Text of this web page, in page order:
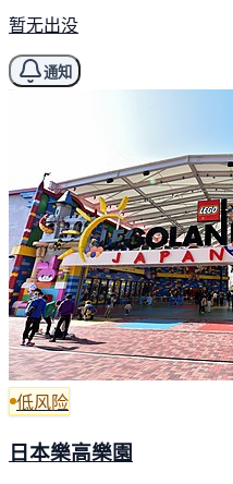
暂无出没
通知
低风险
日本樂高樂園